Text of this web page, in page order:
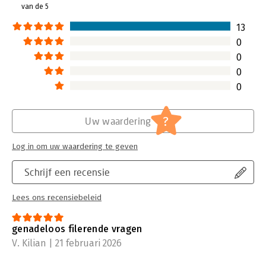
van de 5
13
0
0
0
0
Schrijf een recensie
Lees ons recensiebeleid
Uw waardering ?
Log in om uw waardering te geven
genadeloos filerende vragen
V. Kilian | 21 februari 2026